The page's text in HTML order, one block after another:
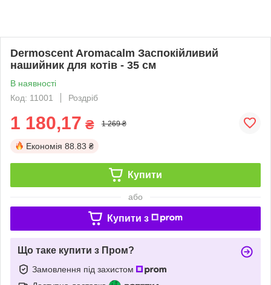
Dermoscent Aromacalm Заспокійливий
нашийник для котів - 35 см
В наявності
Код: 11001
Роздріб
1 180,17 ₴ 1 269 ₴
Економія 88.83 ₴
Купити
або
Купити з
Що таке купити з Пром?
Замовлення під захистом